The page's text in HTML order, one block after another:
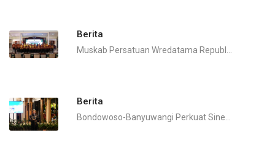
Berita
Muskab Persatuan Wredatama Republ...
Berita
Bondowoso-Banyuwangi Perkuat Sine...